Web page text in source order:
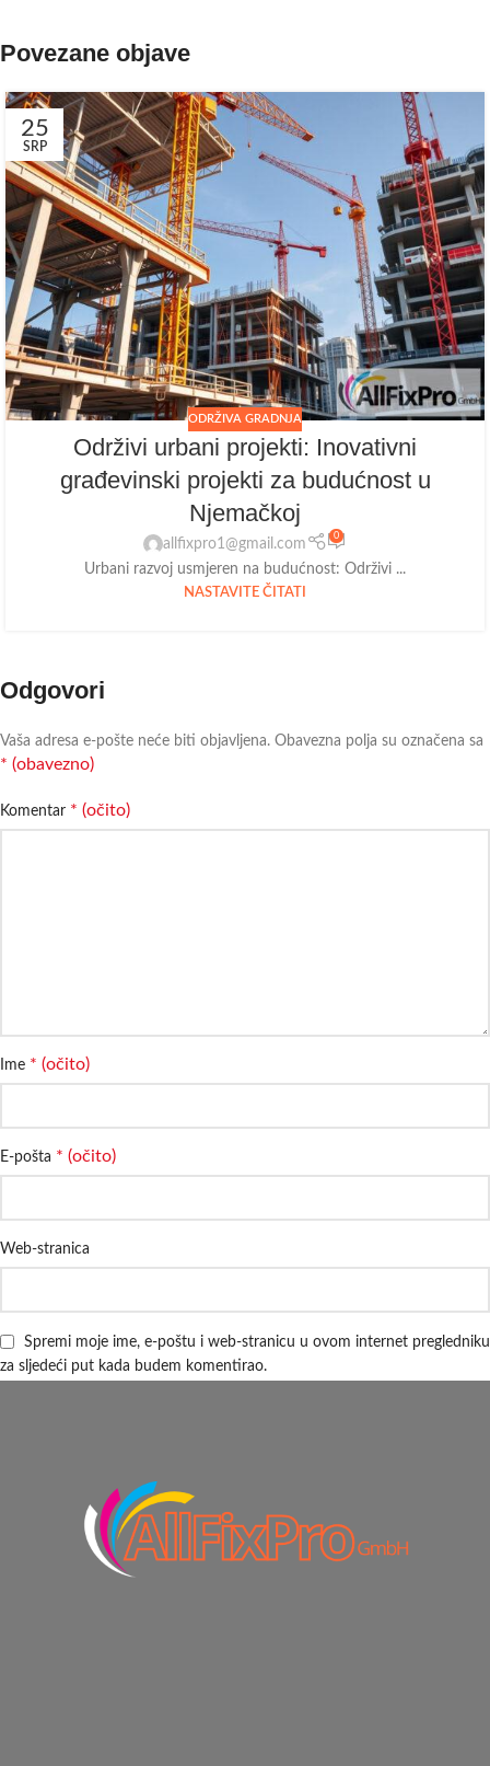
Povezane objave
25
SRP
ODRŽIVA GRADNJA
Održivi urbani projekti: Inovativni
građevinski projekti za budućnost u
Njemačkoj
allfixpro1@gmail.com
0
Urbani razvoj usmjeren na budućnost: Održivi ...
NASTAVITE ČITATI
Odgovori
Vaša adresa e-pošte neće biti objavljena. Obavezna polja su označena sa
* (obavezno)
Komentar * (očito)
Ime * (očito)
E-pošta * (očito)
Web-stranica
Spremi moje ime, e-poštu i web-stranicu u ovom internet pregledniku
za sljedeći put kada budem komentirao.